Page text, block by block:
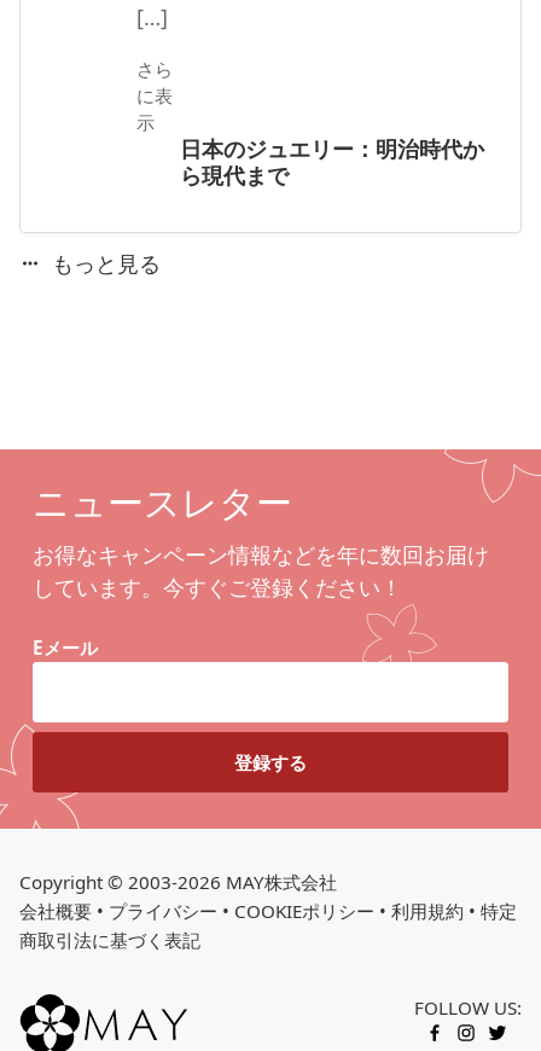
日本のジュエリー：明治時代か
ら現代まで
[…]
さら
に表
示
もっと見る
ニュースレター
お得なキャンペーン情報などを年に数回お届け
しています。今すぐご登録ください！
Eメール
Copyright © 2003-2026 MAY株式会社
会社概要 • プライバシー • COOKIEポリシー • 利用規約 • 特定
商取引法に基づく表記
FOLLOW US:
FACEBOOK